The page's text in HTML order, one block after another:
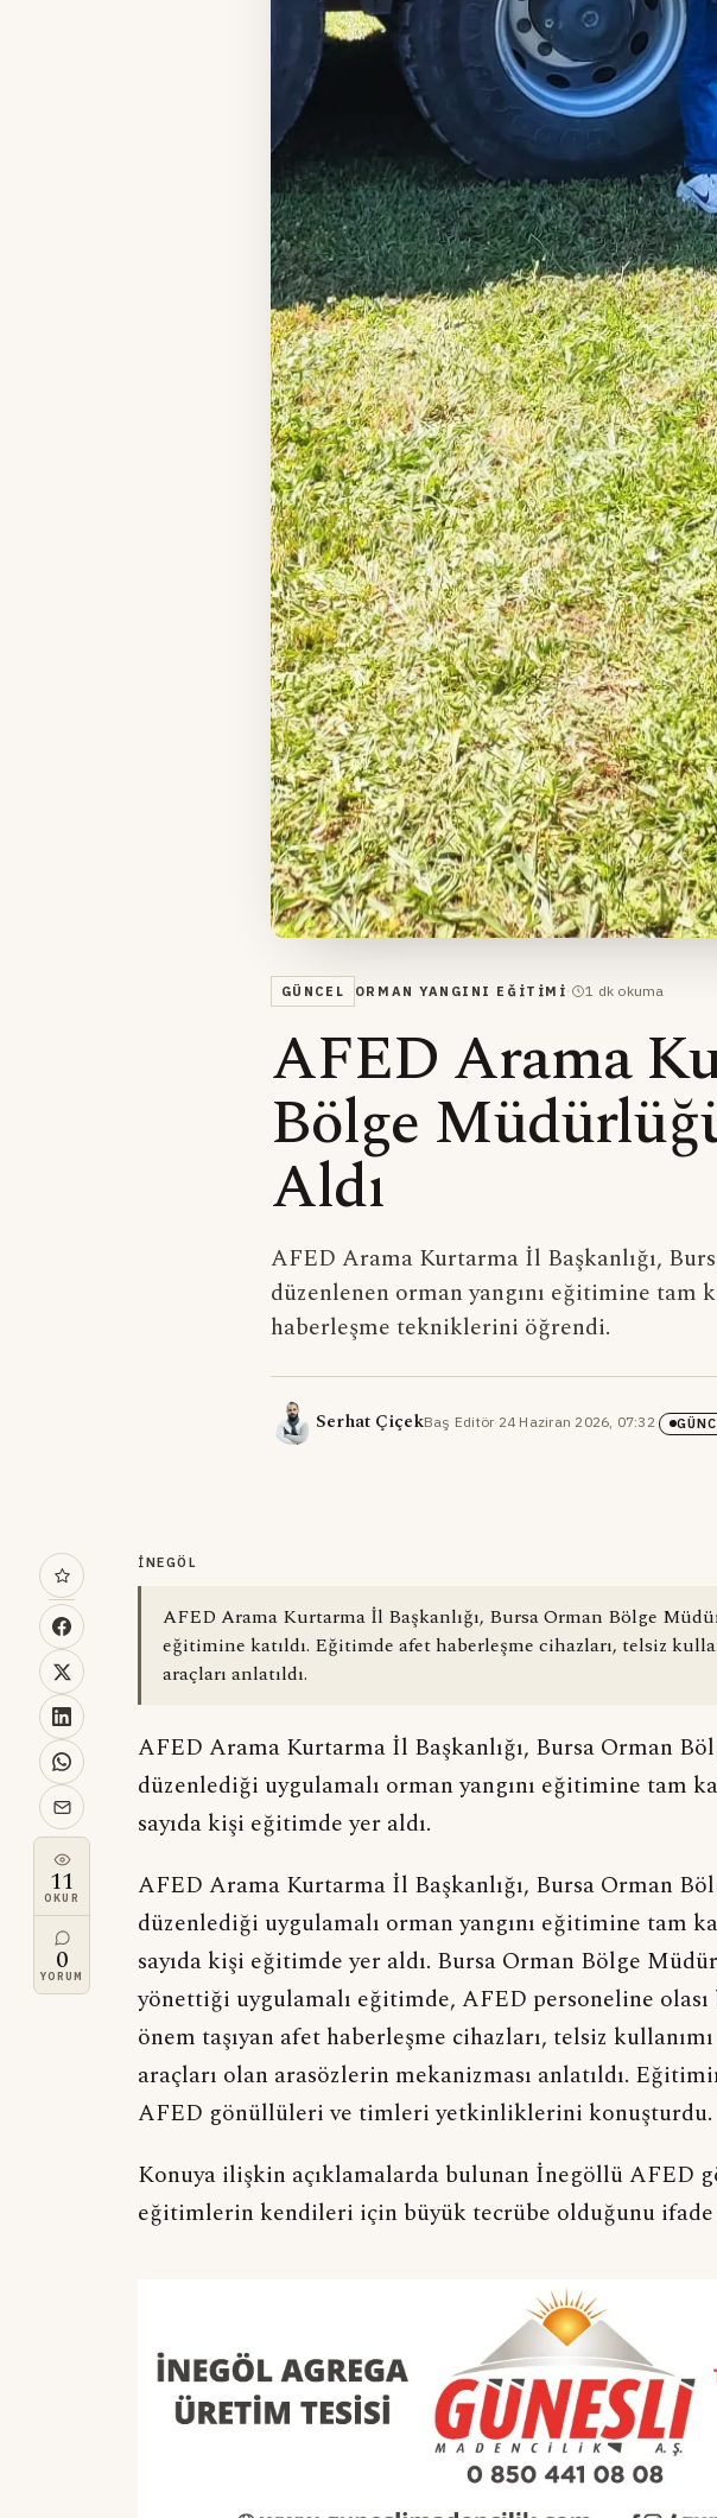
GÜNCEL ORMAN YANGINI EĞITIMI· 1 dk okuma
AFED Arama
Bölge
Aldı
AFED Arama Kurtarma İl Başkanlığı,
düzenlenen orman yangını eğitimine tam
haberleşme tekniklerini öğrendi.
Serhat ÇiçekBaş Editör· 24 Haziran 2026, 07:32·
11
OKUR
0
YORUM
İNEGÖL
AFED Arama Kurtarma İl Başkanlığı, Bursa Orman Bölge
eğitimine katıldı. Eğitimde afet haberleşme cihazları, telsiz
araçları anlatıldı.
AFED Arama Kurtarma İl Başkanlığı, Bursa Orman
düzenlediği uygulamalı orman yangını eğitimine tam
sayıda kişi eğitimde yer aldı.
AFED Arama Kurtarma İl Başkanlığı, Bursa Orman
düzenlediği uygulamalı orman yangını eğitimine tam
sayıda kişi eğitimde yer aldı. Bursa Orman Bölge
yönettiği uygulamalı eğitimde, AFED personeline olası
önem taşıyan afet haberleşme cihazları, telsiz
araçları olan arasözlerin mekanizması anlatıldı.
AFED gönüllüleri ve timleri yetkinliklerini konuşturdu.
Konuya ilişkin açıklamalarda bulunan İnegöllü AFED
eğitimlerin kendileri için büyük tecrübe olduğunu